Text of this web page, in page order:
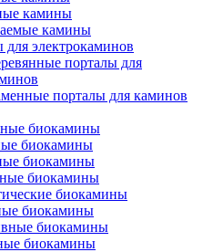
камины
камины
электрокаминов
порталы для
порталы для каминов
биокамины
биокамины
биокамины
биокамины
биокамины
биокамины
биокамины
биокамины